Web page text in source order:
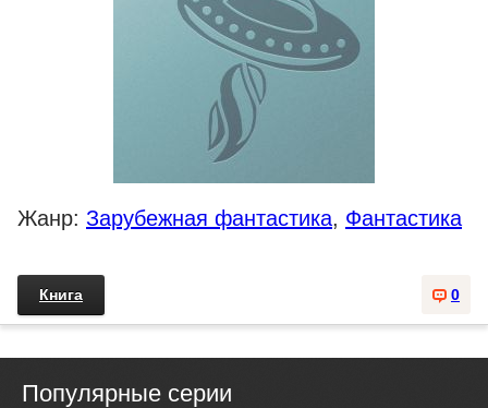
Жанр: Зарубежная фантастика, Фантастика
0
Книга
Популярные серии